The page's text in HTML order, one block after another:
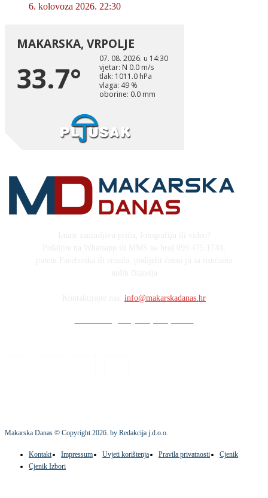
6. kolovoza 2026. 22:30
info@makarskadanas.hr
Makarska Danas © Copyright2026. by Redakcija j.d.o.o.
Kontakt Impressum Uvjeti korištenja Pravila privatnosti
Cjenik
Cjenik Izbori